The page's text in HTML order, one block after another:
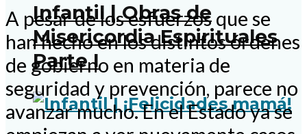
Infantil | Obras de
Misericordia Espirituales
Parte I
A pesar de los esfuerzos que se
han hecho en los distintos órdenes
de gobierno en materia de
seguridad y prevención, parece no
avanzar mucho. En el Estado ya se